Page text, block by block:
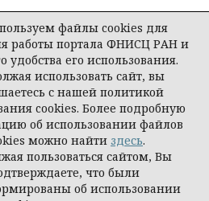
персональных
и социальная практика,
файлы cookies для
работы портала ФНИСЦ РАН и
удобства его использования.
использовать сайт, вы
с нашей политикой
cookies. Более подробную
об использовании файлов
можно найти здесь.
пользоваться сайтом, Вы
что были
об использовании